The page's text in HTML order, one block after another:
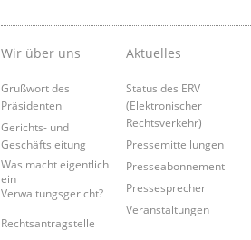
Wir über uns
Grußwort des
Präsidenten
Gerichts- und
Geschäftsleitung
Was macht eigentlich
ein
Verwaltungsgericht?
Rechtsantragstelle
Aktuelles
Status des ERV
(Elektronischer
Rechtsverkehr)
Pressemitteilungen
Presseabonnement
Pressesprecher
Veranstaltungen